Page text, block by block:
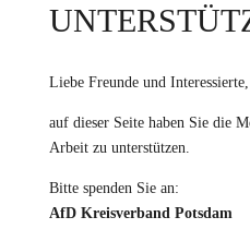
Liebe Freunde und Interessierte,
auf dieser Seite haben Sie die
Arbeit zu unterstützen.
Bitte spenden Sie an:
AfD Kreisverband Potsdam